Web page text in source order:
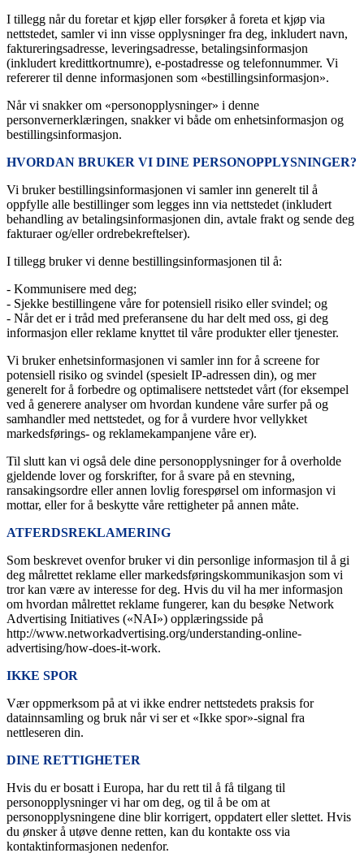
I tillegg når du foretar et kjøp eller forsøker å foreta et kjøp via
nettstedet, samler vi inn visse opplysninger fra deg, inkludert navn,
faktureringsadresse, leveringsadresse, betalingsinformasjon
(inkludert kredittkortnumre), e-postadresse og telefonnummer. Vi
refererer til denne informasjonen som «bestillingsinformasjon».
Når vi snakker om «personopplysninger» i denne
personvernerklæringen, snakker vi både om enhetsinformasjon og
bestillingsinformasjon.
HVORDAN BRUKER VI DINE PERSONOPPLYSNINGER?
Vi bruker bestillingsinformasjonen vi samler inn generelt til å
oppfylle alle bestillinger som legges inn via nettstedet (inkludert
behandling av betalingsinformasjonen din, avtale frakt og sende deg
fakturaer og/eller ordrebekreftelser).
I tillegg bruker vi denne bestillingsinformasjonen til å:
- Kommunisere med deg;
- Sjekke bestillingene våre for potensiell risiko eller svindel; og
- Når det er i tråd med preferansene du har delt med oss, gi deg
informasjon eller reklame knyttet til våre produkter eller tjenester.
Vi bruker enhetsinformasjonen vi samler inn for å screene for
potensiell risiko og svindel (spesielt IP-adressen din), og mer
generelt for å forbedre og optimalisere nettstedet vårt (for eksempel
ved å generere analyser om hvordan kundene våre surfer på og
samhandler med nettstedet, og for å vurdere hvor vellykket
markedsførings- og reklamekampanjene våre er).
Til slutt kan vi også dele dine personopplysninger for å overholde
gjeldende lover og forskrifter, for å svare på en stevning,
ransakingsordre eller annen lovlig forespørsel om informasjon vi
mottar, eller for å beskytte våre rettigheter på annen måte.
ATFERDSREKLAMERING
Som beskrevet ovenfor bruker vi din personlige informasjon til å gi
deg målrettet reklame eller markedsføringskommunikasjon som vi
tror kan være av interesse for deg. Hvis du vil ha mer informasjon
om hvordan målrettet reklame fungerer, kan du besøke Network
Advertising Initiatives («NAI») opplæringsside på
http://www.networkadvertising.org/understanding-online-
advertising/how-does-it-work.
IKKE SPOR
Vær oppmerksom på at vi ikke endrer nettstedets praksis for
datainnsamling og bruk når vi ser et «Ikke spor»-signal fra
nettleseren din.
DINE RETTIGHETER
Hvis du er bosatt i Europa, har du rett til å få tilgang til
personopplysninger vi har om deg, og til å be om at
personopplysningene dine blir korrigert, oppdatert eller slettet. Hvis
du ønsker å utøve denne retten, kan du kontakte oss via
kontaktinformasjonen nedenfor.